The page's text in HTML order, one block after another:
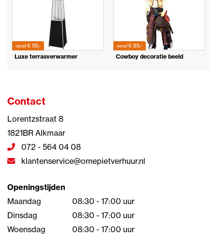
vanaf€ 55,-
Luxe terrasverwarmer
vanaf€ 85,-
Cowboy decoratie beeld
Contact
Lorentzstraat 8
1821BR Alkmaar
072 - 564 04 08
klantenservice@omepietverhuur.nl
Openingstijden
Maandag
08:30 - 17:00 uur
Dinsdag
08:30 - 17:00 uur
Woensdag
08:30 - 17:00 uur